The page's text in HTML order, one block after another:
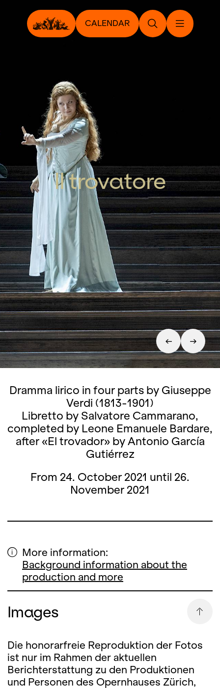
CALENDAR
Il trovatore
Dramma lirico in four parts by Giuseppe
Verdi (1813-1901)
Libretto by Salvatore Cammarano,
completed by Leone Emanuele Bardare,
after «El trovador» by Antonio García
Gutiérrez
From 24. October 2021 until 26.
November 2021
More information:
Background information about the
production and more
Images
Die honorarfreie Reproduktion der Fotos
ist nur im Rahmen der aktuellen
Berichterstattung zu den Produktionen
und Personen des Opernhauses Zürich,